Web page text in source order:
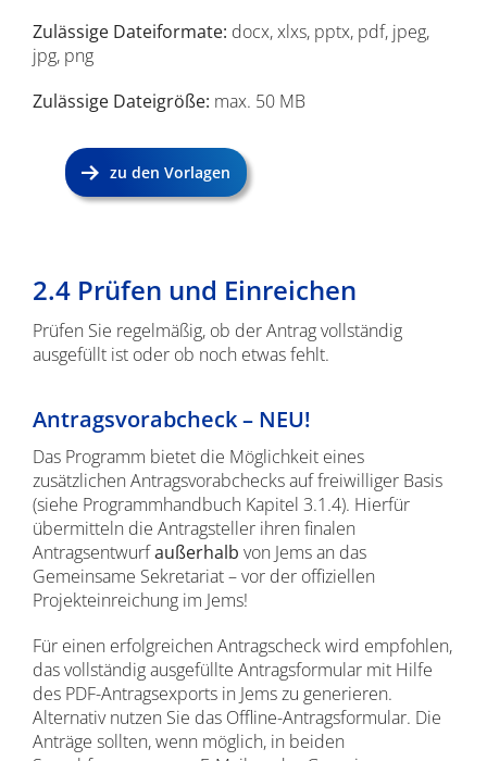
Zulässige Dateiformate: docx, xlxs, pptx, pdf, jpeg,
jpg, png
Zulässige Dateigröße: max. 50 MB
zu den Vorlagen
2.4 Prüfen und Einreichen
Prüfen Sie regelmäßig, ob der Antrag vollständig
ausgefüllt ist oder ob noch etwas fehlt.
Antragsvorabcheck – NEU!
Das Programm bietet die Möglichkeit eines
zusätzlichen Antragsvorabchecks auf freiwilliger Basis
(siehe Programmhandbuch Kapitel 3.1.4). Hierfür
übermitteln die Antragsteller ihren finalen
Antragsentwurfaußerhalb von Jems an das
Gemeinsame Sekretariat – vor der offiziellen
Projekteinreichung im Jems!
Für einen erfolgreichen Antragscheck wird empfohlen,
das vollständig ausgefüllte Antragsformular mit Hilfe
des PDF-Antragsexports in Jems zu generieren.
Alternativ nutzen Sie das Offline-Antragsformular. Die
Anträge sollten, wenn möglich, in beiden